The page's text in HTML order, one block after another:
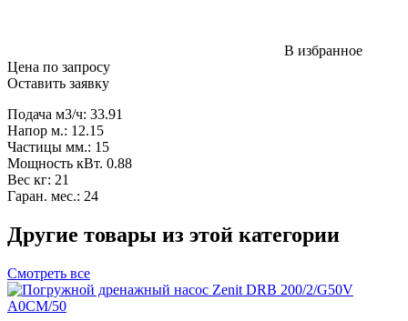
В избранное
Цена по запросу
Оставить заявку
Подача м3/ч: 33.91
Напор м.: 12.15
Частицы мм.: 15
Мощность кВт. 0.88
Вес кг: 21
Гаран. мес.: 24
Другие товары из этой категории
Смотреть все